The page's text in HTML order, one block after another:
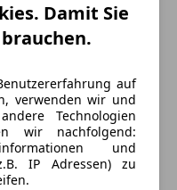
Damit Sie
auf
verwenden wir und
Technologien
wir nachfolgend:
und
IP Adressen) zu